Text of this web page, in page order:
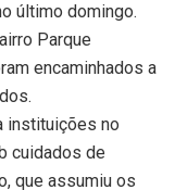
último domingo.
Parque
encaminhados a
instituições no
cuidados de
que assumiu os